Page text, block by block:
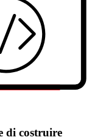
di costruire